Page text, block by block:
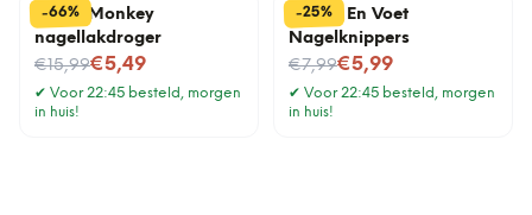
-66%
Funky Monkey
nagellakdroger
€15,99
Nu voor€5,49
✔ Voor 22:45 besteld, morgen
in huis!
-25%
Hand- En Voet
Nagelknippers
€7,99
Nu voor€5,99
✔ Voor 22:45 besteld, morgen
in huis!